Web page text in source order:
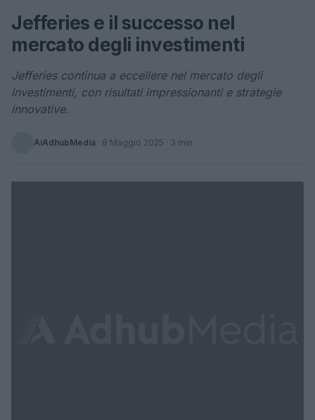
Jefferies e il successo nel
mercato degli investimenti
Jefferies continua a eccellere nel mercato degli
investimenti, con risultati impressionanti e strategie
innovative.
AiAdhubMedia · 8 Maggio 2025 · 3 min